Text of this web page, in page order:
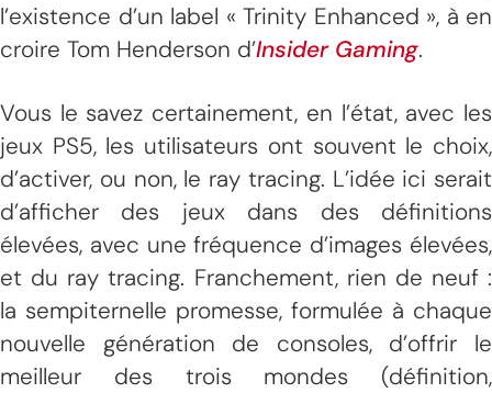
l’existence d’un label « Trinity Enhanced », à en
croire Tom Henderson d’Insider Gaming.
Vous le savez certainement, en l’état, avec les
jeux PS5, les utilisateurs ont souvent le choix,
d’activer, ou non, le ray tracing. L’idée ici serait
d’afficher des jeux dans des définitions
élevées, avec une fréquence d’images élevées,
et du ray tracing. Franchement, rien de neuf :
la sempiternelle promesse, formulée à chaque
nouvelle génération de consoles, d’offrir le
meilleur des trois mondes (définition,